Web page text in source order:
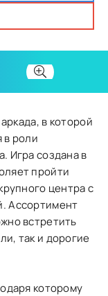
в которой
в роли
Игра создана в
пройти
центра с
Ассортимент
встретить
так и дорогие
которому